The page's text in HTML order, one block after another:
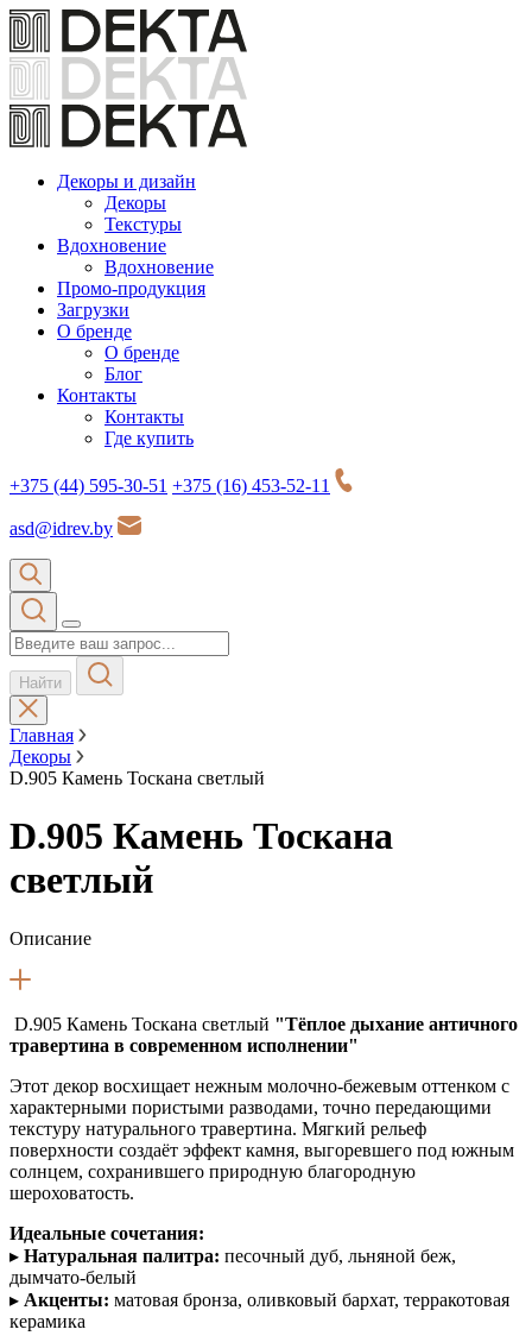
Декоры и дизайн
Декоры
Текстуры
Вдохновение
Вдохновение
Промо-продукция
Загрузки
О бренде
О бренде
Блог
Контакты
Контакты
Где купить
+375 (44) 595-30-51 +375 (16) 453-52-11
asd@idrev.by
Найти
Главная
Декоры
D.905 Камень Тоскана светлый
D.905 Камень Тоскана
светлый
Описание
D.905 Камень Тоскана светлый "Тёплое дыхание античного
травертина в современном исполнении"
Этот декор восхищает нежным молочно-бежевым оттенком с
характерными пористыми разводами, точно передающими
текстуру натурального травертина. Мягкий рельеф
поверхности создаёт эффект камня, выгоревшего под южным
солнцем, сохранившего природную благородную
шероховатость.
Идеальные сочетания:
▸ Натуральная палитра: песочный дуб, льняной беж,
дымчато-белый
▸ Акценты: матовая бронза, оливковый бархат, терракотовая
керамика